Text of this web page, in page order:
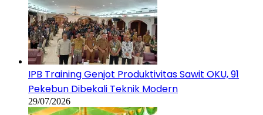
IPB Training Genjot Produktivitas Sawit OKU, 91
Pekebun Dibekali Teknik Modern
29/07/2026